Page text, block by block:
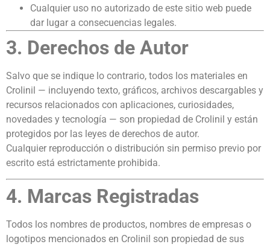
Cualquier uso no autorizado de este sitio web puede
dar lugar a consecuencias legales.
3. Derechos de Autor
Salvo que se indique lo contrario, todos los materiales en
Crolinil — incluyendo texto, gráficos, archivos descargables y
recursos relacionados con aplicaciones, curiosidades,
novedades y tecnología — son propiedad de Crolinil y están
protegidos por las leyes de derechos de autor.
Cualquier reproducción o distribución sin permiso previo por
escrito está estrictamente prohibida.
4. Marcas Registradas
Todos los nombres de productos, nombres de empresas o
logotipos mencionados en Crolinil son propiedad de sus